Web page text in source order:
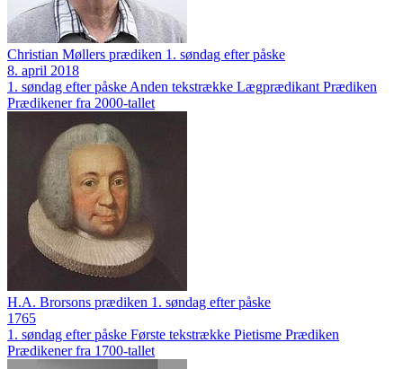
Christian Møllers prædiken 1. søndag efter påske
8. april 2018
1. søndag efter påske Anden tekstrække Lægprædikant Prædiken
Prædikener fra 2000-tallet
H.A. Brorsons prædiken 1. søndag efter påske
1765
1. søndag efter påske Første tekstrække Pietisme Prædiken
Prædikener fra 1700-tallet